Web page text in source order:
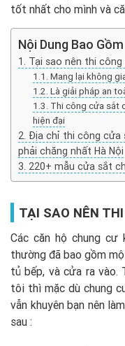
tốt nhất cho mình và
Nội Dung Bao Gồm
Tại sao nên thi
Mang lại không
Là giải pháp an
Thi công cửa sắt
hiện đại
Địa chỉ thi công cửa
phải chăng nhất Hà Nội
220+ mẫu cửa sắt
TẠI SAO NÊN
Các căn hộ chung cư
thường đã bao gồm
tủ bếp, và cửa ra vào.
tôi thì mặc dù chung
vẫn khuyên bạn nên
sau :